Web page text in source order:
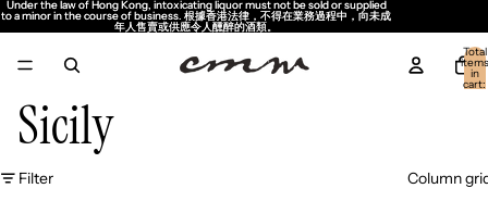
Under the law of Hong Kong, intoxicating liquor must not be sold or supplied
to a minor in the course of business. 根據香港法律，不得在業務過程中，向未成
年人售賣或供應令人醺醉的酒類。
Under the law of Hong Kong, intoxicating liquor must not be sold or supplied
to a minor in the course of business. 根據香港法律，不得在業務過程中，向未成
年人售賣或供應令人醺醉的酒類。
Total
items
in
cart:
Sicily
Filter
Column